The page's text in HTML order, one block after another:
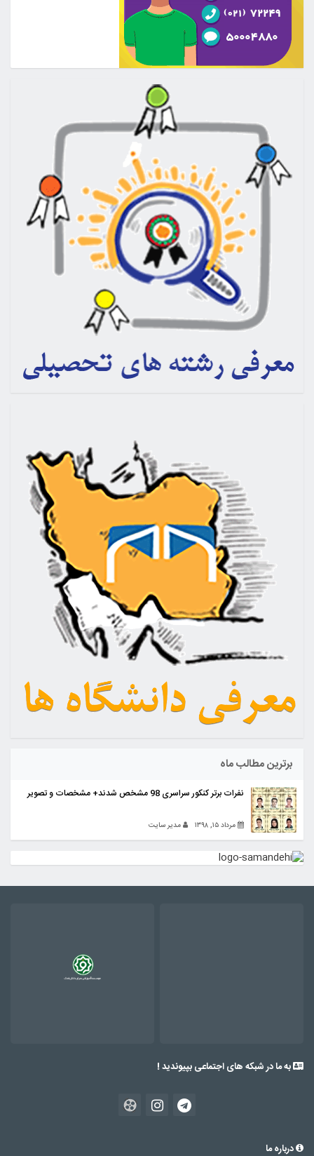
برترین مطالب ماه
نفرات برتر کنکور سراسری 98 مشخص شدند+ مشخصات و تصویر
مرداد ۱۵, ۱۳۹۸ مدیر سایت
به ما در شبکه های اجتماعی بپیوندید !
درباره ما